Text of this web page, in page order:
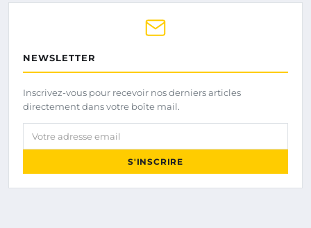
NEWSLETTER
Inscrivez-vous pour recevoir nos derniers articles
directement dans votre boîte mail.
Votre adresse email
S'INSCRIRE